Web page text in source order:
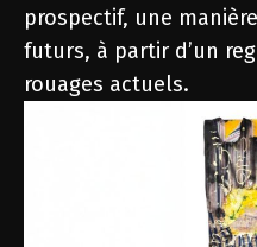
prospectif, une
futurs, à partir d’un
rouages actuels.